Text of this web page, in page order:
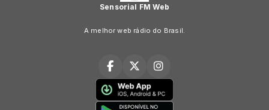
Sensorial FM Web
A melhor web rádio do Brasil.